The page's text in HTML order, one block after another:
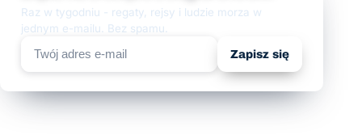
Raz w tygodniu - regaty, rejsy i ludzie morza w
jednym e-mailu. Bez spamu.
Zapisz się